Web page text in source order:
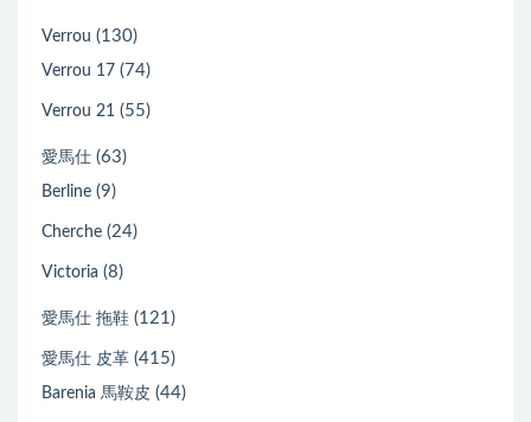
Verrou (130)
Verrou 17 (74)
Verrou 21 (55)
愛馬仕 (63)
Berline (9)
Cherche (24)
Victoria (8)
愛馬仕 拖鞋 (121)
愛馬仕 皮革 (415)
Barenia 馬鞍皮 (44)